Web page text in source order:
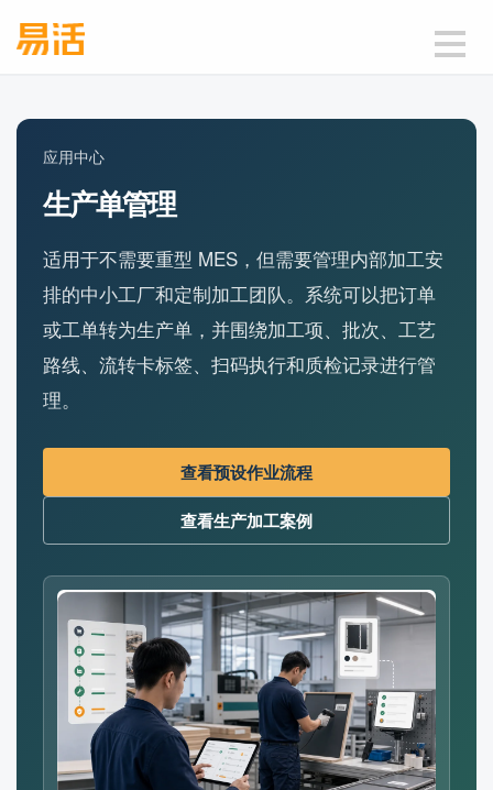
应用中心
生产单管理
适用于不需要重型 MES，但需要管理内部加工安
排的中小工厂和定制加工团队。系统可以把订单
或工单转为生产单，并围绕加工项、批次、工艺
路线、流转卡标签、扫码执行和质检记录进行管
理。
查看预设作业流程
查看生产加工案例